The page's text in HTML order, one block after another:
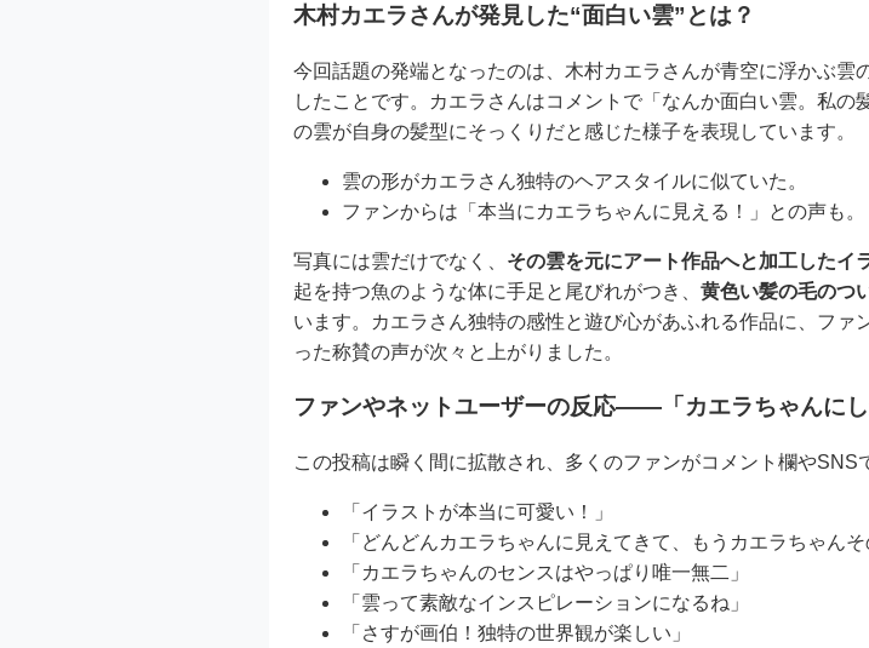
木村カエラさんが発見した“面白い雲”とは？
今回話題の発端となったのは、木村カエラさんが青空に浮かぶ
したことです。カエラさんはコメントで「なんか面白い雲。私
の雲が自身の髪型にそっくりだと感じた様子を表現しています。
雲の形がカエラさん独特のヘアスタイルに似ていた。
ファンからは「本当にカエラちゃんに見える！」との声も。
写真には雲だけでなく、 その雲を元にアート作品へと加工したイ
起を持つ魚のような体に手足と尾びれがつき、 黄色い髪の毛のつ
います。カエラさん独特の感性と遊び心があふれる作品に、フ
った称賛の声が次々と上がりました。
ファンやネットユーザーの反応――「カエラちゃんにし
この投稿は瞬く間に拡散され、多くのファンがコメント欄やSNS
「イラストが本当に可愛い！」
「どんどんカエラちゃんに見えてきて、もうカエラちゃんそ
「カエラちゃんのセンスはやっぱり唯一無二」
「雲って素敵なインスピレーションになるね」
「さすが画伯！独特の世界観が楽しい」